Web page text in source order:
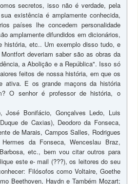
secretos, isso não é verdade, pela
existência é amplamente conhecida,
países lhe concedem personalidade
amplamente difundidos em dicionários,
história, etc.. Um exemplo disso tudo, e
deveriam saber são as obras da
a Abolição e a República". Isso só
feitos de nossa história, em que os
ativa. E os grande maçons da história
O senhor é professor de história, o
José Bonifácio, Gonçalves Ledo, Luis
de Caxias), Deodoro da Fonseca,
de Marais, Campos Salles, Rodrigues
da Fonseca, Wenceslau Braz,
etc., bem vou citar outros para
este e- mail (???), os leitores do seu
Filósofos como Voltaire, Goethe
Beethoven, Haydn e Também Mozart;